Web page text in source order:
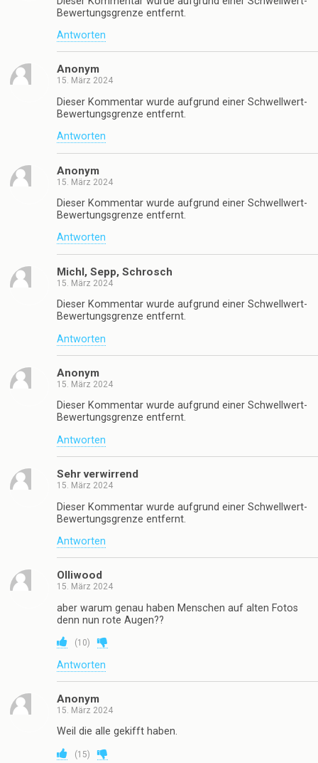
Bewertungsgrenze entfernt.
Antworten
Anonym
15. März 2024
Dieser Kommentar wurde aufgrund einer Schwellwert-
Bewertungsgrenze entfernt.
Antworten
Anonym
15. März 2024
Dieser Kommentar wurde aufgrund einer Schwellwert-
Bewertungsgrenze entfernt.
Antworten
Michl, Sepp, Schrosch
15. März 2024
Dieser Kommentar wurde aufgrund einer Schwellwert-
Bewertungsgrenze entfernt.
Antworten
Anonym
15. März 2024
Dieser Kommentar wurde aufgrund einer Schwellwert-
Bewertungsgrenze entfernt.
Antworten
Sehr verwirrend
15. März 2024
Dieser Kommentar wurde aufgrund einer Schwellwert-
Bewertungsgrenze entfernt.
Antworten
Olliwood
15. März 2024
aber warum genau haben Menschen auf alten Fotos
denn nun rote Augen??
(10)
Antworten
Anonym
15. März 2024
Weil die alle gekifft haben.
(15)